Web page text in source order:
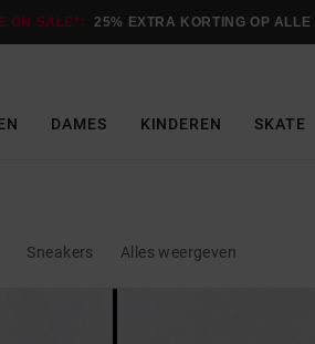
ON SALE*: 25% EXTRA KORTING OP
DAMES KINDEREN SKATE
Sneakers Alles weergeven